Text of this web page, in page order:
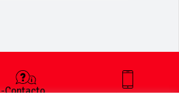
-Contacto
+34 627 35